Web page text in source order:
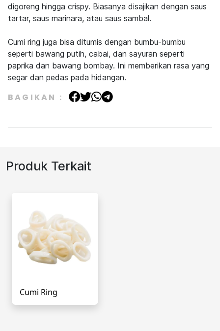
digoreng hingga crispy. Biasanya disajikan dengan saus
tartar, saus marinara, atau saus sambal.
Cumi ring juga bisa ditumis dengan bumbu-bumbu
seperti bawang putih, cabai, dan sayuran seperti
paprika dan bawang bombay. Ini memberikan rasa yang
segar dan pedas pada hidangan.
BAGIKAN :
Produk Terkait
Cumi Ring